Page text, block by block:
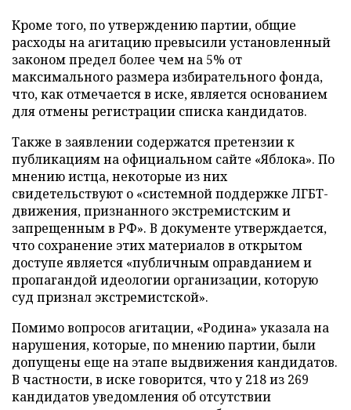
Кроме того, по утверждению партии, общие
расходы на агитацию превысили установленный
законом предел более чем на 5% от
максимального размера избирательного фонда,
что, как отмечается в иске, является основанием
для отмены регистрации списка кандидатов.
Также в заявлении содержатся претензии к
публикациям на официальном сайте «Яблока». По
мнению истца, некоторые из них
свидетельствуют о «системной поддержке ЛГБТ-
движения, признанного экстремистским и
запрещенным в РФ». В документе утверждается,
что сохранение этих материалов в открытом
доступе является «публичным оправданием и
пропагандой идеологии организации, которую
суд признал экстремистской».
Помимо вопросов агитации, «Родина» указала на
нарушения, которые, по мнению партии, были
допущены еще на этапе выдвижения кандидатов.
В частности, в иске говорится, что у 218 из 269
кандидатов уведомления об отсутствии